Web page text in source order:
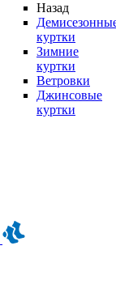
Назад
куртки
Зимние
куртки
Ветровки
Джинсовые
куртки